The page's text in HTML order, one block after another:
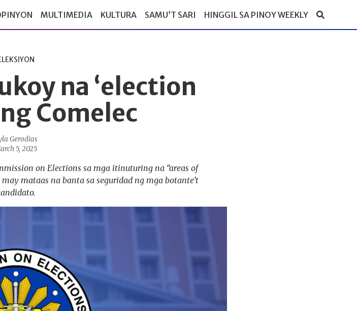
MULTIMEDIA KULTURA SAMU’T SARI HINGGIL SA PINOY WEEKLY
na ‘election
Comelec
Gerodias
5, 2025
on Elections sa mga itinuturing na “areas of
mataas na banta sa seguridad ng mga botante’t